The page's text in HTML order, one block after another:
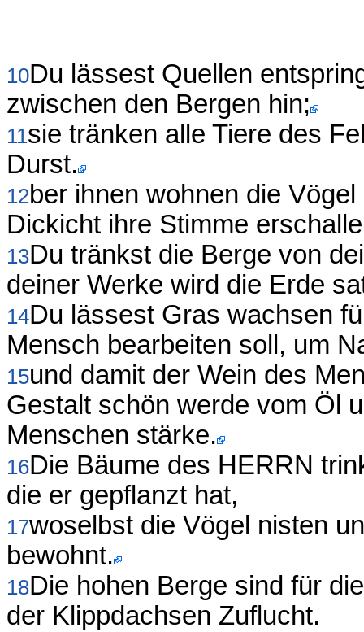
10Du lässest Quellen
zwischen den Bergen hin;
11sie tränken alle Tiere des
Durst.
12ber ihnen wohnen die
Dickicht ihre Stimme
13Du tränkst die Berge von
deiner Werke wird die Erde
14Du lässest Gras wachsen
Mensch bearbeiten soll, um
15und damit der Wein des
Gestalt schön werde vom Öl
Menschen stärke.
16Die Bäume des HERRN
die er gepflanzt hat,
17woselbst die Vögel nisten
bewohnt.
18Die hohen Berge sind für
der Klippdachsen Zuflucht.